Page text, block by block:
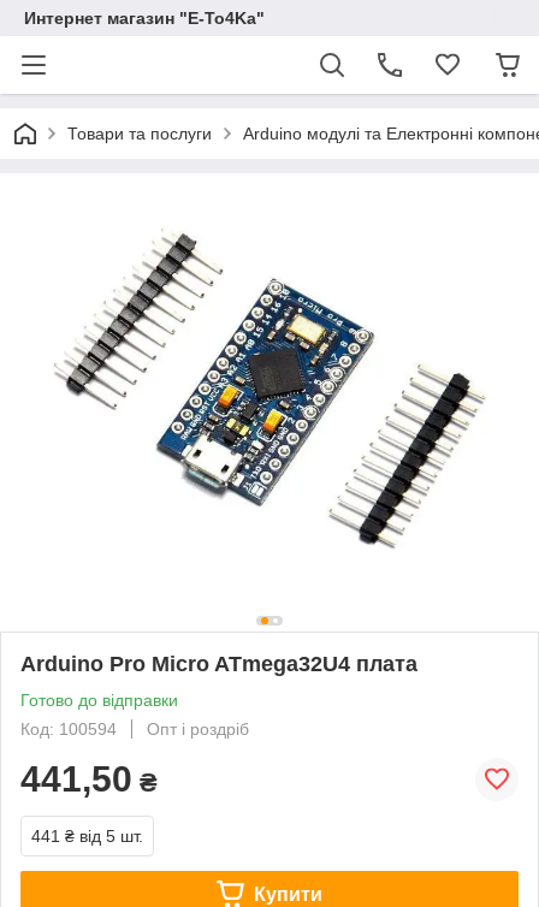
Интернет магазин "E-To4Ka"
Товари та послуги Arduino модулі та Електронні
Arduino Pro Micro ATmega32U4 плата
Готово до відправки
Код: 100594
Опт і роздріб
441,50 ₴
441 ₴ від 5 шт.
Купити